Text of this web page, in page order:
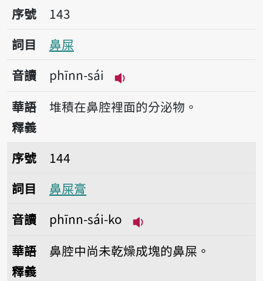
序號143鼻屎
序號
143
詞目
鼻屎
音讀
phīnn-sái
播放音讀phīnn-sái
華語
釋義
堆積在鼻腔裡面的分泌物。
序號144鼻屎膏
序號
144
詞目
鼻屎膏
音讀
phīnn-sái-ko
華語
釋義
鼻腔中尚未乾燥成塊的鼻屎。